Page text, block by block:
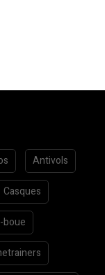
Antivols
Casques
boue